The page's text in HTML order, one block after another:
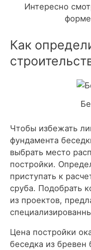
Интересно
Как
Чтобы избежать
фундамента
выбрать место
постройки.
приступать к
сруба. Подобрать
из проектов,
Цена постройки
беседка из бревен